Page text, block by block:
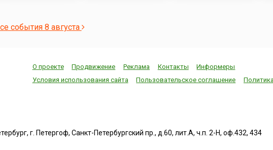
«Непобедимую
армаду» для
операция была
задумана
английский престол
и способствовать
льда. Первые
домашние
году фирма
«Дженерал
студентом
Гарвардского
университета
первенством за
Кубок Дэвиса, или
события 8 августа
О проекте Продвижение Реклама Контакты
Информеры
Условия использования сайта
Пользовательское соглашение
г. Петергоф, Санкт-Петербургский пр., д.60, лит.А, ч.п. 2-Н, оф.432, 434